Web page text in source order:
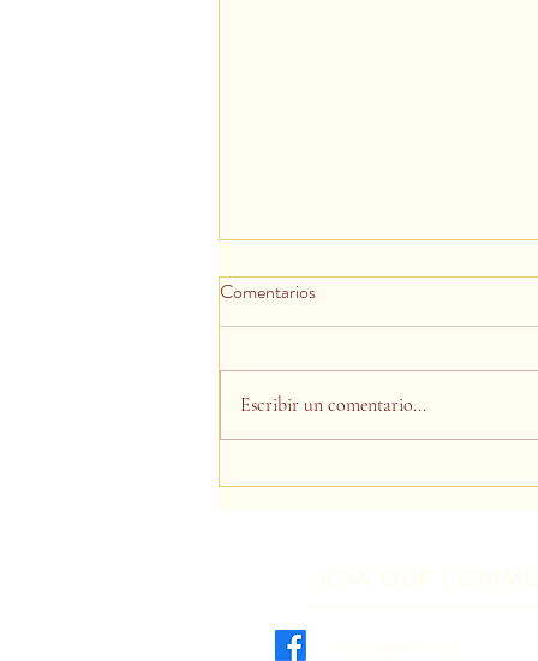
Día de la Tierra
Comentarios
Escribir un comentario...